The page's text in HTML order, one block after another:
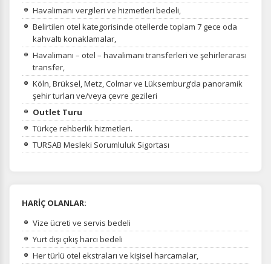
Havalimanı vergileri ve hizmetleri bedeli,
Belirtilen otel kategorisinde otellerde toplam 7 gece oda
kahvaltı konaklamalar,
Havalimanı – otel – havalimanı transferleri ve şehirlerarası
transfer,
Köln, Brüksel, Metz, Colmar ve Lüksemburg’da panoramik
şehir turları ve/veya çevre gezileri
Outlet Turu
Türkçe rehberlik hizmetleri.
TURSAB Mesleki Sorumluluk Sigortası
HARİÇ OLANLAR:
Vize ücreti ve servis bedeli
Yurt dışı çıkış harcı bedeli
Her türlü otel ekstraları ve kişisel harcamalar,